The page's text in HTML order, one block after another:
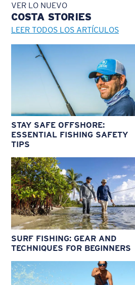
VER LO NUEVO
COSTA STORIES
LEER TODOS LOS ARTÍCULOS
STAY SAFE OFFSHORE:
ESSENTIAL FISHING SAFETY
TIPS
SURF FISHING: GEAR AND
TECHNIQUES FOR BEGINNERS